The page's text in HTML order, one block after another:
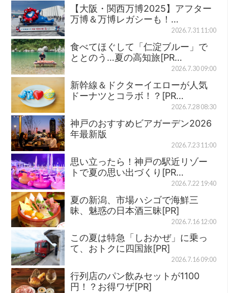
【大阪・関西万博2025】アフター
万博＆万博レガシーも！…
2026.7.31 11:00
食べてほぐして「仁淀ブルー」で
ととのう…夏の高知旅[PR…
2026.7.30 09:00
新幹線＆ドクターイエローが人気
ドーナツとコラボ！？[PR…
2026.7.28 08:30
神戸のおすすめビアガーデン2026
年最新版
2026.7.23 11:00
思い立ったら！神戸の駅近リゾー
トで夏の思い出づくり[PR…
2026.7.22 19:40
夏の新潟、市場ハシゴで海鮮三
昧、魅惑の日本酒三昧[PR]
2026.7.16 12:00
この夏は特急「しおかぜ」に乗っ
て、おトクに四国旅[PR]
2026.7.16 09:00
行列店のパン飲みセットが1100
円！？お得ワザ[PR]